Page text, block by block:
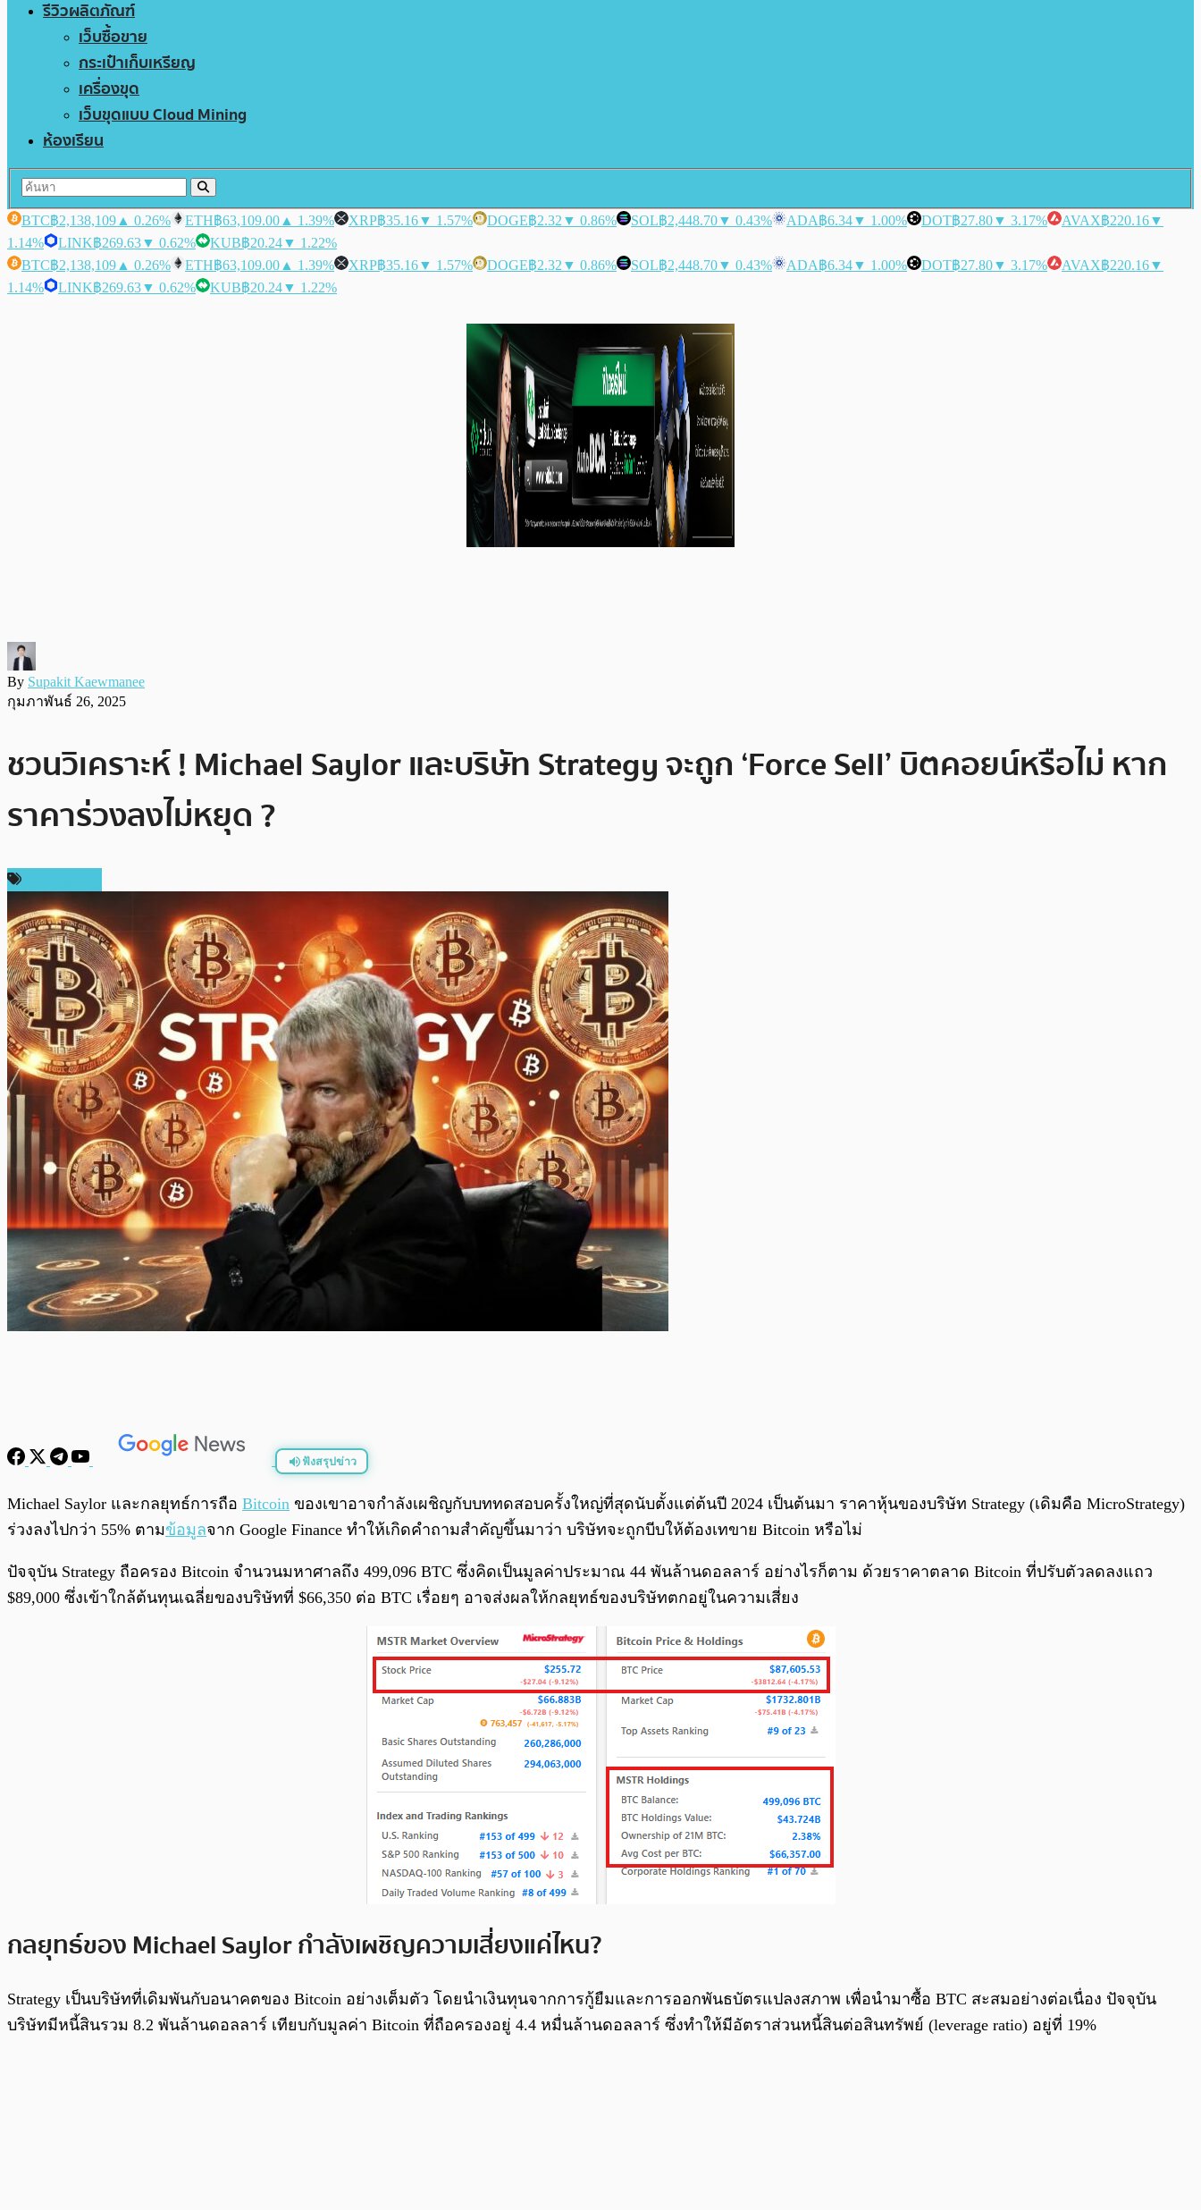
รีวิวผลิตภัณฑ์
เว็บซื้อขาย
กระเป๋าเก็บเหรียญ
เครื่องขุด
เว็บขุดแบบ Cloud Mining
ห้องเรียน
BTC฿2,138,109 ▲ 0.26% ETH฿63,109.00 ▲ 1.39% XRP฿35.16▼ 1.57% DOGE฿2.32 ▼ 0.86% SOL฿2,448.70▼ 0.43% ADA฿6.34▼ 1.00% DOT฿27.80▼ 3.17% AVAX฿220.16▼
1.14%
LINK฿269.63▼ 0.62% KUB฿20.24▼ 1.22%
BTC฿2,138,109 ▲ 0.26% ETH฿63,109.00 ▲ 1.39% XRP฿35.16▼ 1.57% DOGE฿2.32 ▼ 0.86% SOL฿2,448.70▼ 0.43% ADA฿6.34▼ 1.00% DOT฿27.80▼ 3.17% AVAX฿220.16▼
1.14%
LINK฿269.63▼ 0.62% KUB฿20.24▼ 1.22%
By Supakit Kaewmanee
กุมภาพันธ์ 26, 2025
ชวนวิเคราะห์ ! Michael Saylor และบริษัท Strategy จะถูก ‘Force Sell’ บิตคอยน์หรือไม่ หาก
ราคาร่วงลงไม่หยุด ?
ฟังสรุปข่าว
พร้อมเล่น 0:00 / 0:00
Michael Saylor และกลยุทธ์การถือ Bitcoin ของเขาอาจกำลังเผชิญกับบททดสอบครั้งใหญ่ที่สุดนับตั้งแต่ต้นปี 2024 เป็นต้นมา ราคาหุ้นของบริษัท Strategy (เดิมคือ MicroStrategy)
ร่วงลงไปกว่า 55% ตามข้อมูลจาก Google Finance ทำให้เกิดคำถามสำคัญขึ้นมาว่า บริษัทจะถูกบีบให้ต้องเทขาย Bitcoin หรือไม่
ปัจจุบัน Strategy ถือครอง Bitcoin จำนวนมหาศาลถึง 499,096 BTC ซึ่งคิดเป็นมูลค่าประมาณ 44 พันล้านดอลลาร์ อย่างไรก็ตาม ด้วยราคาตลาด Bitcoin ที่ปรับตัวลดลงแถว
$89,000 ซึ่งเข้าใกล้ต้นทุนเฉลี่ยของบริษัทที่ $66,350 ต่อ BTC เรื่อยๆ อาจส่งผลให้กลยุทธ์ของบริษัทตกอยู่ในความเสี่ยง
กลยุทธ์ของ Michael Saylor กำลังเผชิญความเสี่ยงแค่ไหน?
Strategy เป็นบริษัทที่เดิมพันกับอนาคตของ Bitcoin อย่างเต็มตัว โดยนำเงินทุนจากการกู้ยืมและการออกพันธบัตรแปลงสภาพ เพื่อนำมาซื้อ BTC สะสมอย่างต่อเนื่อง ปัจจุบัน
บริษัทมีหนี้สินรวม 8.2 พันล้านดอลลาร์ เทียบกับมูลค่า Bitcoin ที่ถือครองอยู่ 4.4 หมื่นล้านดอลลาร์ ซึ่งทำให้มีอัตราส่วนหนี้สินต่อสินทรัพย์ (leverage ratio) อยู่ที่ 19%